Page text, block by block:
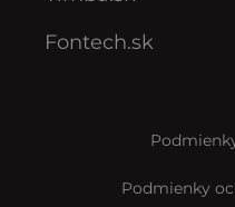
Fontech.sk
Podmienky